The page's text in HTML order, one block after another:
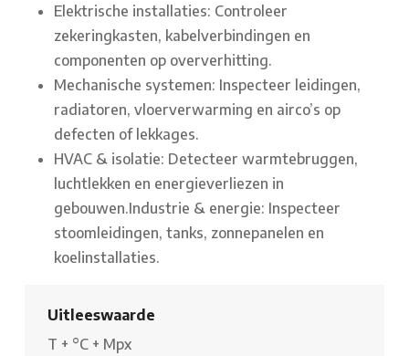
Elektrische installaties: Controleer
zekeringkasten, kabelverbindingen en
componenten op oververhitting.
Mechanische systemen: Inspecteer leidingen,
radiatoren, vloerverwarming en airco’s op
defecten of lekkages.
HVAC & isolatie: Detecteer warmtebruggen,
luchtlekken en energieverliezen in
gebouwen.Industrie & energie: Inspecteer
stoomleidingen, tanks, zonnepanelen en
koelinstallaties.
Uitleeswaarde
T + °C + Mpx